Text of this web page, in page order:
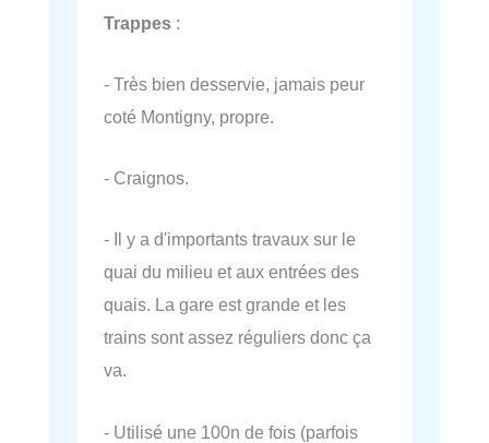
Trappes :
- Très bien desservie, jamais peur
coté Montigny, propre.
- Craignos.
- Il y a d'importants travaux sur le
quai du milieu et aux entrées des
quais. La gare est grande et les
trains sont assez réguliers donc ça
va.
- Utilisé une 100n de fois (parfois